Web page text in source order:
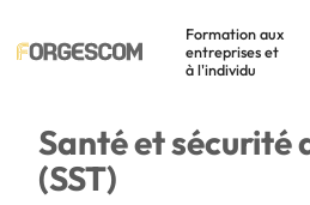
Formation aux
entreprises et
à l'individu
Formations
Santé et sécurité
(SST)